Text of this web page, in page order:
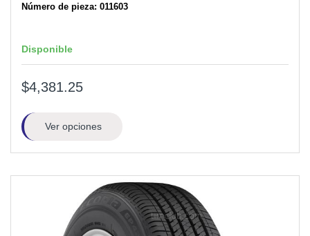
Número de pieza: 011603
Disponible
$4,381.25
Ver opciones